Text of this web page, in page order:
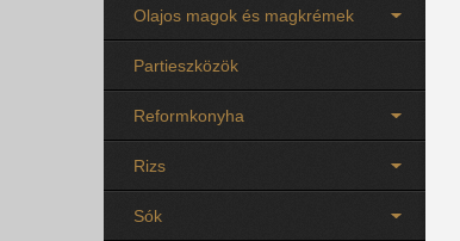
Olajos magok és magkrémek
Partieszközök
Reformkonyha
Rizs
Sók